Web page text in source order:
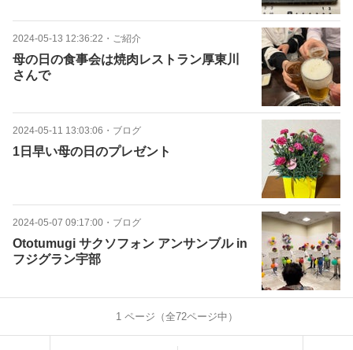
2024-05-13 12:36:22 ・ ご紹介
母の日の食事会は焼肉レストラン厚東川
さんで
2024-05-11 13:03:06 ・ ブログ
1日早い母の日のプレゼント
2024-05-07 09:17:00 ・ ブログ
Ototumugi サクソフォン アンサンブル in
フジグラン宇部
1ページ（全72ページ中）